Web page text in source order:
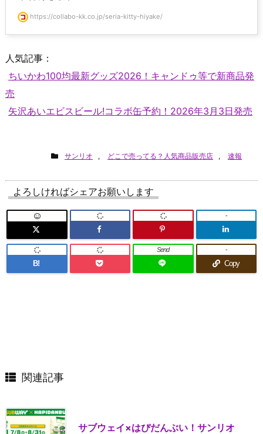
https://collabo-kk.co.jp/seria-kitty-hiyake/
人気記事：
ちいかわ100均最新グッズ2026！キャンドゥ等で新商品発
売
矢沢あいエビスビール!コラボ缶予約！2026年3月3日発売
サンリオ , どこで売ってる？人気商品販売店 , 速報
よろしければシェアお願いします
-
B!
Send
Copy
-
関連記事
サブウェイ×はぴだんぶい！サンリオ